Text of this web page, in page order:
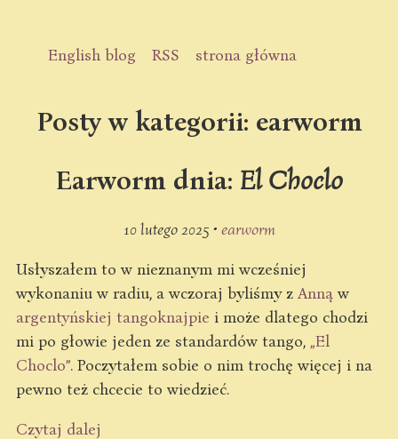
English blog RSS strona główna
Posty w kategorii: earworm
Earworm dnia: El Choclo
10 lutego 2025 • earworm
Usłyszałem to w nieznanym mi wcześniej
wykonaniu w radiu, a wczoraj byliśmy z Annąw
argentyńskiej tangoknajpie i może dlatego chodzi
mi po głowie jeden ze standardów tango, „El
Choclo”. Poczytałem sobie o nim trochę więcej i na
pewno też chcecie to wiedzieć.
Czytaj dalej